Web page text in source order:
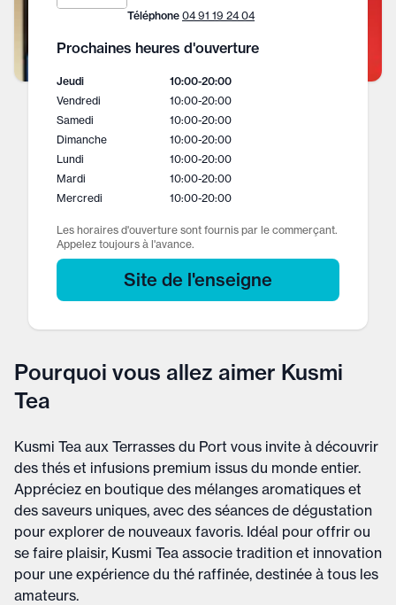
Téléphone 04 91 19 24 04
Prochaines heures d'ouverture
Jeudi 10:00-20:00
Vendredi
10:00-20:00
Samedi
10:00-20:00
Dimanche
10:00-20:00
Lundi
10:00-20:00
Mardi
10:00-20:00
Mercredi
10:00-20:00
Les horaires d'ouverture sont fournis par le commerçant.
Appelez toujours à l'avance.
Site de l'enseigne
Pourquoi vous allez aimer Kusmi
Tea
Kusmi Tea aux Terrasses du Port vous invite à découvrir
des thés et infusions premium issus du monde entier.
Appréciez en boutique des mélanges aromatiques et
des saveurs uniques, avec des séances de dégustation
pour explorer de nouveaux favoris. Idéal pour offrir ou
se faire plaisir, Kusmi Tea associe tradition et innovation
pour une expérience du thé raffinée, destinée à tous les
amateurs.